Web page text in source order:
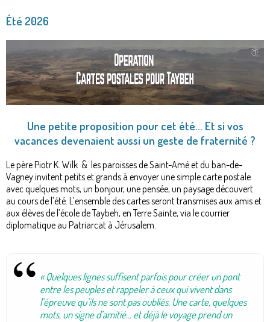
Été 2026
Une petite proposition pour cet été… Et si vos
vacances devenaient aussi un geste de fraternité ?
Le père Piotr K. Wilk & les paroisses de Saint-Amé et du ban-de-
Vagney invitent petits et grands à envoyer une simple carte postale
avec quelques mots, un bonjour, une pensée, un paysage découvert
au cours de l’été. L’ensemble des cartes seront transmises aux amis et
aux élèves de l’école de Taybeh, en Terre Sainte, via le courrier
diplomatique au Patriarcat à Jérusalem.
« Quelques lignes suffisent parfois pour créer un pont
entre les peuples et rappeler à ceux qui vivent dans
l’épreuve qu’ils ne sont pas oubliés. Une carte, quelques
mots, un signe d’amitié… et déjà le voyage prend un